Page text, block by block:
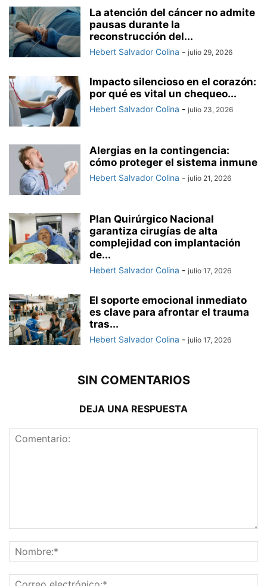
La atención del cáncer no admite
pausas durante la
reconstrucción del...
Hebert Salvador Colina - julio 29, 2026
Impacto silencioso en el corazón:
por qué es vital un chequeo...
Hebert Salvador Colina - julio 23, 2026
Alergias en la contingencia:
cómo proteger el sistema inmune
Hebert Salvador Colina - julio 21, 2026
Plan Quirúrgico Nacional
garantiza cirugías de alta
complejidad con implantación
de...
Hebert Salvador Colina - julio 17, 2026
El soporte emocional inmediato
es clave para afrontar el trauma
tras...
Hebert Salvador Colina - julio 17, 2026
SIN COMENTARIOS
DEJA UNA RESPUESTA